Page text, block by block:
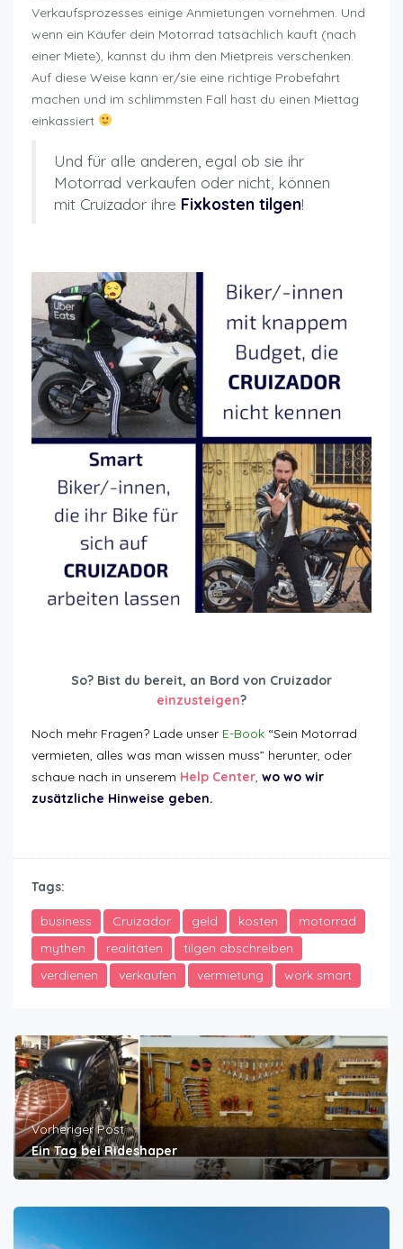
Verkaufsprozesses einige Anmietungen vornehmen. Und
wenn ein Käufer dein Motorrad tatsächlich kauft (nach
einer Miete), kannst du ihm den Mietpreis verschenken.
Auf diese Weise kann er/sie eine richtige Probefahrt
machen und im schlimmsten Fall hast du einen Miettag
einkassiert
Und für alle anderen, egal ob sie ihr
Motorrad verkaufen oder nicht, können
mit Cruizador ihre Fixkosten tilgen!
So? Bist du bereit, an Bord von Cruizador
einzusteigen?
Noch mehr Fragen? Lade unser E-Book “Sein Motorrad
vermieten, alles was man wissen muss” herunter, oder
schaue nach in unserem Help Center, wo wo wir
zusätzliche Hinweise geben.
Tags:
business Cruizador geld kosten
motorrad
mythen
realitäten
tilgen abschreiben
verdienen
verkaufen vermietung work smart
Vorheriger Post
Ein Tag bei Rideshaper